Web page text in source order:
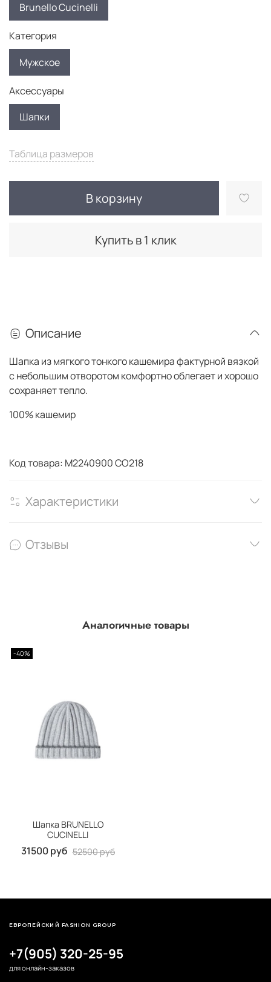
Таблица размеров
В корзину
Купить в 1 клик
Brunello Cucinelli
Категория
Мужское
Аксессуары
Шапки
Описание
Шапка из мягкого тонкого кашемира фактурной вязкой
с небольшим отворотом комфортно облегает и хорошо
сохраняет тепло.
100% кашемир
Код товара: M2240900 CO218
Характеристики
Отзывы
Аналогичные товары
-40%
Шапка BRUNELLO
CUCINELLI
31500 руб 52500 руб
+7(905) 320-25-95
для онлайн-заказов
ЕВРОПЕЙСКИЙ FASHION GROUP